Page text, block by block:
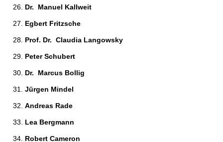
Dr.  Manuel Kallweit
Egbert Fritzsche
Prof. Dr.  Claudia Langowsky
Peter Schubert
Dr.  Marcus Bollig
Jürgen Mindel
Andreas Rade
Lea Bergmann
Robert Cameron